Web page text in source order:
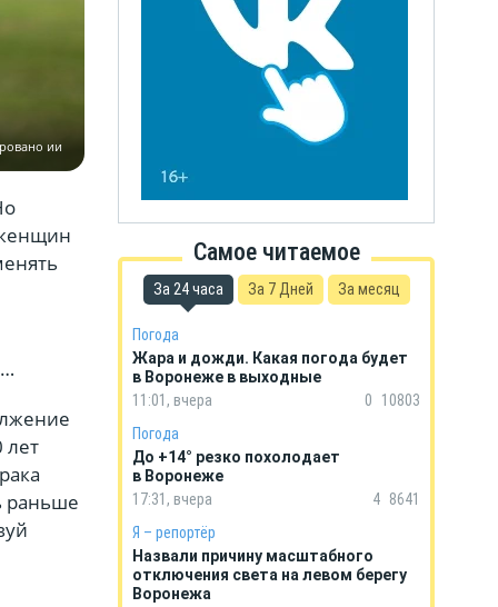
ии
лет
раньше
Самое читаемое
За 24 часа За 7 Дней За месяц
Погода
Жара и дожди. Какая погода будет
в Воронеже в выходные
11:01, вчера
0
10803
Погода
До +14° резко похолодает
в Воронеже
17:31, вчера
4 8641
Я – репортёр
Назвали причину масштабного
отключения света на левом берегу
Воронежа